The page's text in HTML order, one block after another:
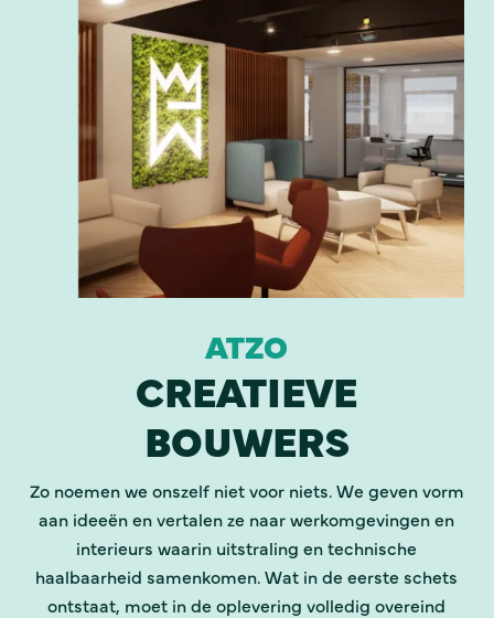
ATZO
CREATIEVE
BOUWERS
Zo noemen we onszelf niet voor niets. We geven vorm
aan ideeën en vertalen ze naar werkomgevingen en
interieurs waarin uitstraling en technische
haalbaarheid samenkomen. Wat in de eerste schets
ontstaat, moet in de oplevering volledig overeind